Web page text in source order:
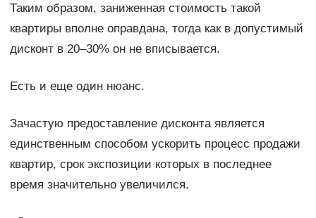
Таким образом, заниженная стоимость такой
квартиры вполне оправдана, тогда как в допустимый
дисконт в 20–30% он не вписывается.
Есть и еще один нюанс.
Зачастую предоставление дисконта является
единственным способом ускорить процесс продажи
квартир, срок экспозиции которых в последнее
время значительно увеличился.